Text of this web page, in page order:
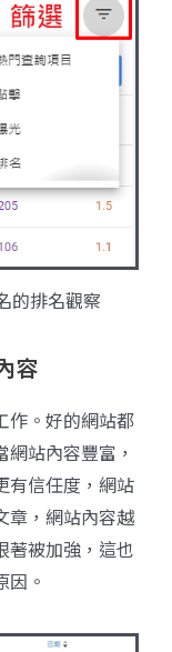
的排名觀察
容
作。好的網站都
站內容豐富，
有信任度，網站
章，網站內容越
著被加強，這也
因。